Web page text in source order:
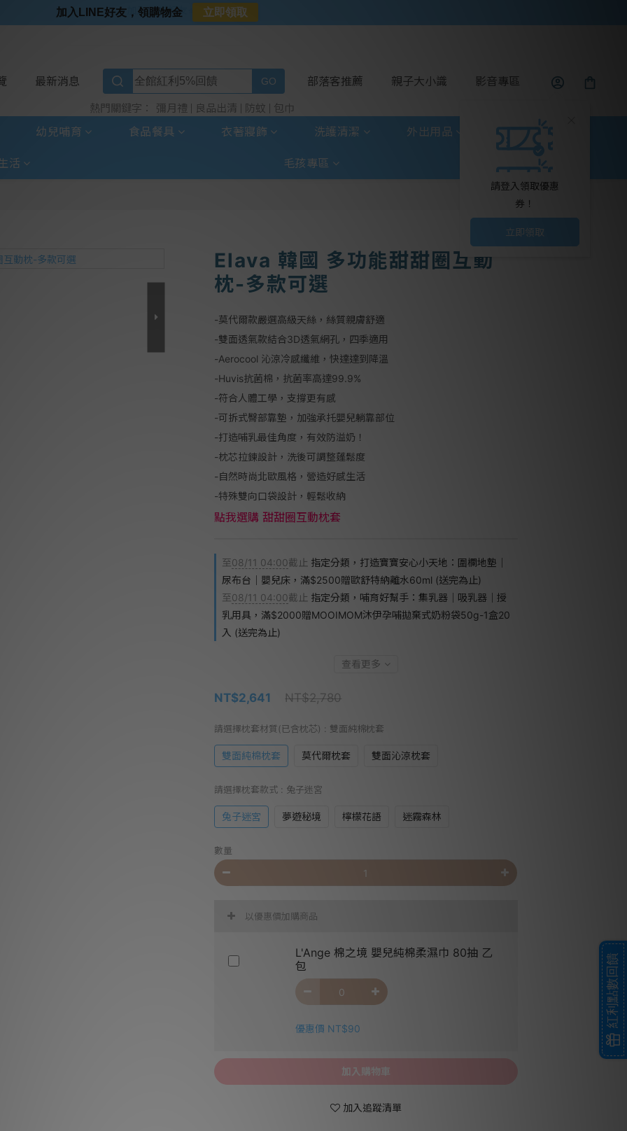
⭐加入LINE好友⭐
⭐超取選全家⭐滿$888贈霜淇淋禮物卡
最新消息
熱門關鍵字： 彌月禮 良品出清 防蚊 包巾
部落客推薦 親子大小識 影音專區
請登入領取優惠
券！
立即領取
幼兒哺育 食品餐具 衣著寢飾 洗護清潔 外出用品 玩具童書
活 毛孩專區
Elava 韓國 多功能甜甜圈互動
枕-多款可選
-莫代爾款嚴選高級天絲，絲質親膚舒適
-雙面透氣款結合3D透氣網孔，四季適用
-Aerocool 沁涼冷感纖維，快達達到降溫
-Huvis抗菌棉，抗菌率高達99.9%
-符合人體工學，支撐更有感
-可拆式臀部靠墊，加強承托嬰兒躺靠部位
-打造哺乳最佳角度，有效防溢奶！
-枕芯拉鍊設計，洗後可調整蓬鬆度
-自然時尚北歐風格，營造好感生活
-特殊雙向口袋設計，輕鬆收納
點我選購 甜甜圈互動枕套
至08/11 04:00截止 指定分類，打造寶寶安心小天地：圍欄地墊｜
尿布台｜嬰兒床，滿$2500贈歐舒特納離水60ml (送完為止)
至08/11 04:00截止 指定分類，哺育好幫手：集乳器｜吸乳器｜授
乳用具，滿$2000贈MOOIMOM沐伊孕哺拋棄式奶粉袋50g-1盒20
入 (送完為止)
查看更多
NT$2,780
NT$2,641
請選擇枕套材質(已含枕芯) : 雙面純棉枕套
雙面純棉枕套 莫代爾枕套 雙面沁涼枕套
請選擇枕套款式 : 兔子迷宮
兔子迷宮 夢遊秘境 檸檬花語 迷霧森林
數量
以優惠價加購商品
L'Ange 棉之境 嬰兒純棉柔濕巾 80抽 乙
包
優惠價 NT$90
加入購物車
加入追蹤清單
加入LINE好友，領購物金 立即領取
紅利點數回饋